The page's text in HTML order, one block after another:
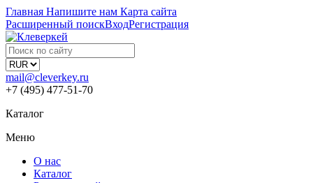
Главная Напишите нам Карта сайта
Расширенный поискВходРегистрация
mail@cleverkey.ru
+7 (495) 477-51-70
Каталог
Меню
О нас
Каталог